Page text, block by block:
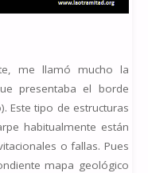
me llamó mucho la
presentaba el borde
Este tipo de estructuras
habitualmente están
o fallas. Pues
mapa geológico